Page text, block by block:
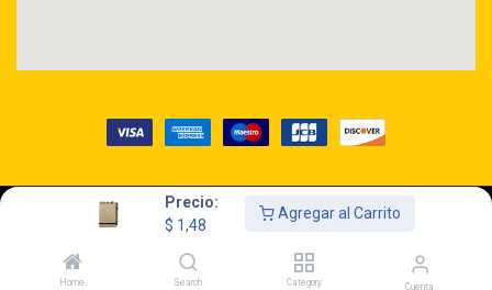
Precio:
$ 1,48
Agregar al Carrito
Home Search Category Cuenta
Copyright © GLOBALIMPORT S.A.